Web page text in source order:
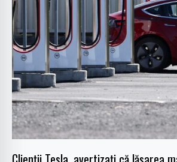
Supercharger
după
terminarea
încărcării
fi
taxată